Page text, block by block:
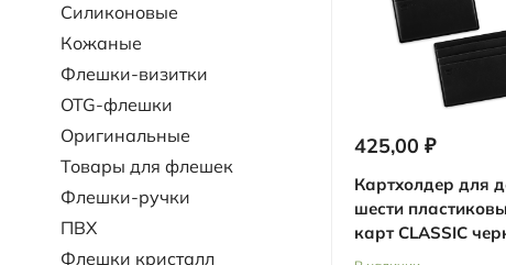
Силиконовые
Кожаные
Флешки-визитки
OTG-флешки
Оригинальные
Товары для флешек
Флешки-ручки
ПВХ
Флешки кристалл
425,00 ₽
Картхолдер для
шести
карт CLASSIC